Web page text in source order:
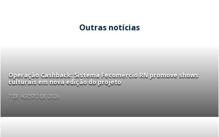
Outras notícias
Operação Cashback: Sistema Fecomércio RN promove shows
culturais em nova edição do projeto
7 DE AGOSTO DE 2026